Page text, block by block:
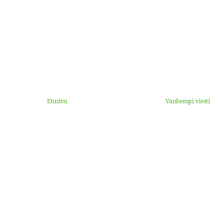
Vanhempi viesti
Etusivu